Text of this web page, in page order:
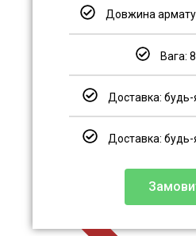
Довжина
Вага:
Доставка: будь-
Доставка: будь-